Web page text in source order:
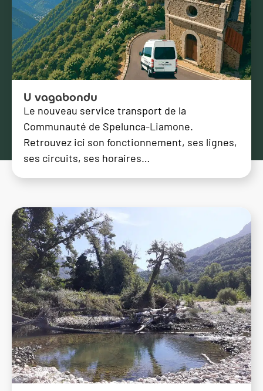
U vagabondu
Le nouveau service transport de la
Communauté de Spelunca-Liamone.
Retrouvez ici son fonctionnement, ses lignes,
ses circuits, ses horaires…